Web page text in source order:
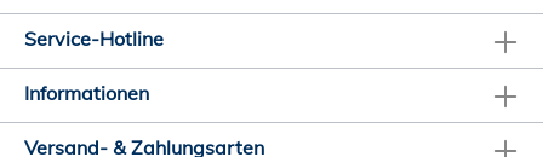
Service-Hotline
Informationen
Versand- & Zahlungsarten